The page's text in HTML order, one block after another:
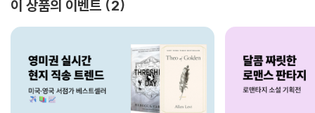
이 상품의 이벤트 2